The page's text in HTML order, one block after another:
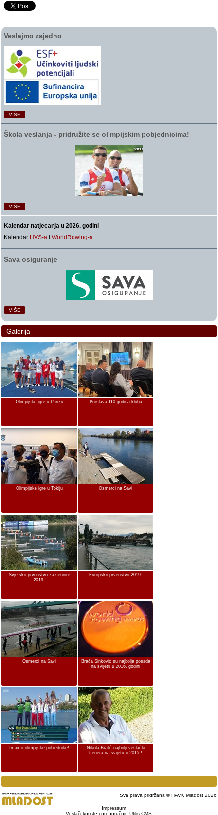
Veslajmo zajedno
VIŠE
Škola veslanja ‑ pridružite se olimpijskim pobjednicima!
VIŠE
Kalendar natjecanja u 2026. godini
Kalendar HVS-a iWorldRowing-a.
Sava osiguranje
VIŠE
Galerija
Olimpijske igre u Parizu Proslava 110 godina kluba
Olimpijske igre u Tokiju Osmerci na Savi
Svjetsko prvenstvo za seniore
2019.
Europsko prvenstvo 2019.
Osmerci na Savi
Braća Sinković su najbolja posada
na svijetu u 2016. godini
Imamo olimpijske pobjednike!
Nikola Bralić najbolji veslački
trenera na svijetu u 2015.!
Sva prava pridržana © HAVK Mladost 2026
Impressum
Veslači koriste i preporučuju Utilis CMS